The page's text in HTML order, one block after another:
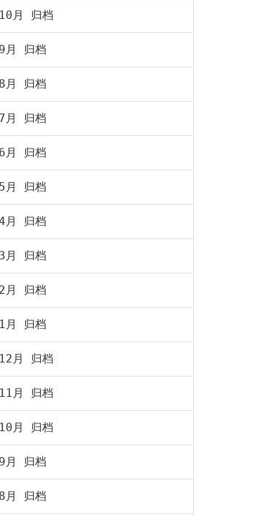
月 归档
月 归档
月 归档
月 归档
月 归档
月 归档
月 归档
月 归档
月 归档
月 归档
月 归档
月 归档
月 归档
月 归档
月 归档